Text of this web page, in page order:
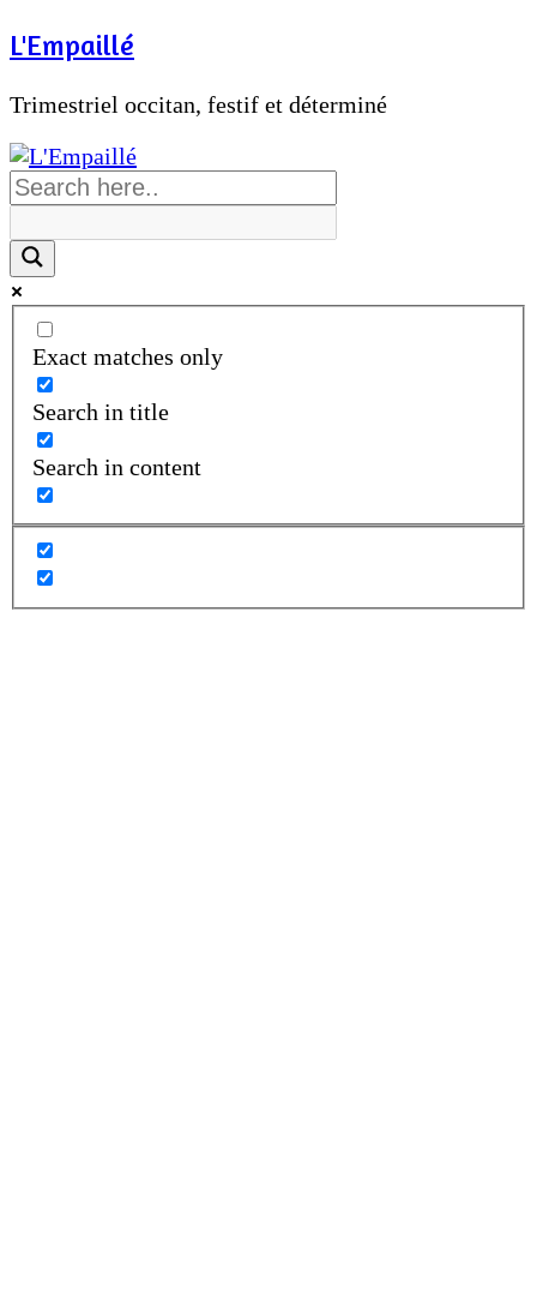
Passer
au
contenu
L'Empaillé
Trimestriel occitan, festif et déterminé
Exact matches only
Search in title
Search in content